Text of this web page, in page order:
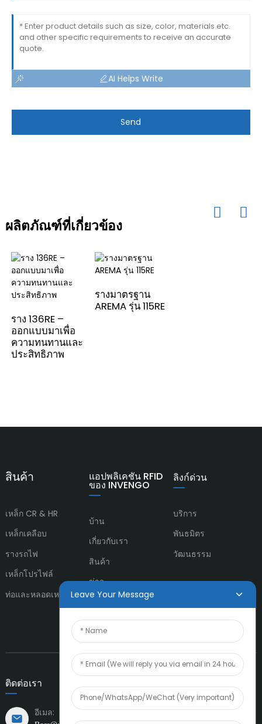
AI Helps Write
Send
ผลิตภัณฑ์ที่เกี่ยวข้อง
ราง 136RE –
ออกแบบมาเพื่อ
ความทนทานและ
ประสิทธิภาพ
รางมาตรฐาน
AREMA รุ่น 115RE
สินค้า
เหล็ก CR & HR
เหล็กเคลือบ
รางรถไฟ
เหล็กโปรไฟล์
ท่อและหลอดเหล็ก
แอปพลิเคชัน RFID
ของ INVENGO
บ้าน
เกี่ยวกับเรา
สินค้า
ข่าว
ลิงก์ด่วน
บริการ
พันธมิตร
วัฒนธรรม
ติดต่อเรา
อีเมล:
Leave Your Message